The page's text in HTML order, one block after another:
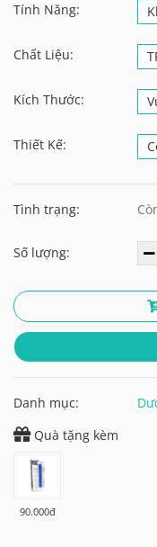
Tính Năng:
Chất Liệu:
Kích Thước:
Thiết Kế:
Tình trạng:
Số lượng:
Danh mục:
Quà tặng kèm
90.000đ